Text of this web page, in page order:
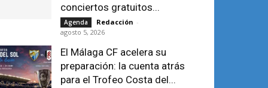
conciertos gratuitos...
Agenda Redacción -
agosto 5, 2026
El Málaga CF acelera su
preparación: la cuenta atrás
para el Trofeo Costa del...